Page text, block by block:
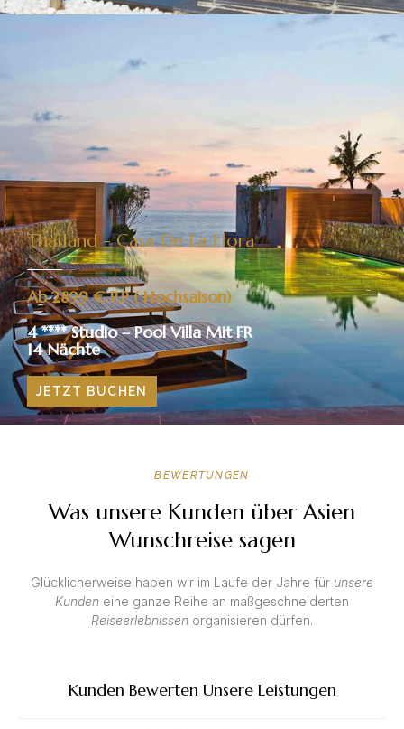
Thailand - Casa De La Flora​
Ab 2899 € P.P ( Hochsaison)
4 **** Studio – Pool Villa Mit FR
14 Nächte
JETZT BUCHEN
BEWERTUNGEN
Was unsere Kunden über Asien
Wunschreise sagen
Glücklicherweise haben wir im Laufe der Jahre für unsere
Kunden eine ganze Reihe an maßgeschneiderten
Reiseerlebnissen organisieren dürfen.
Kunden Bewerten Unsere Leistungen